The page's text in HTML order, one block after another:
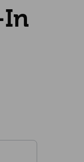
In